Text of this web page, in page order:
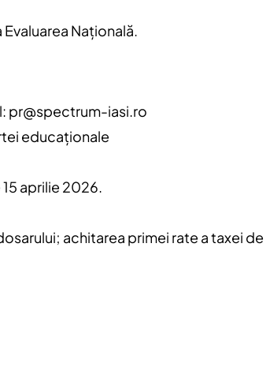
Națională.
pr@spectrum-iasi.ro
educaționale
aprilie 2026.
achitarea primei rate a taxei de